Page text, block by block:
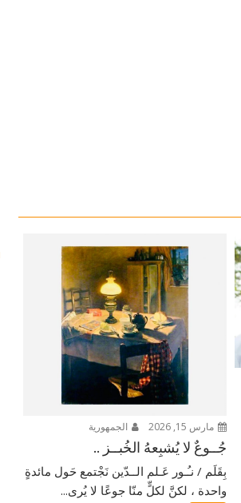
مارس 15, 2026 الجمهورية
جُــوعٌ لا يُشبِعهُ الخُبــز ..
بِقَلَم / نـُـور عَـلم الــدّين نَجْتمع حَول مائدةٍ
واحدة ، لكنَّ لكلٍّ منّا جوعًا لا يُرى...